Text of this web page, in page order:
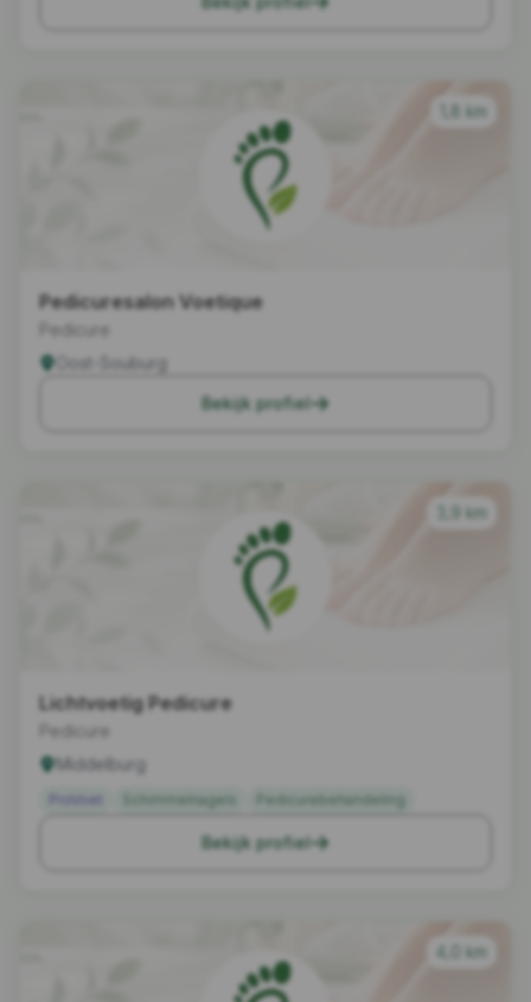
Pedicuresalon Voetique
1,8 km
Pedicure
Oost-Souburg
Bekijk profiel
Lichtvoetig Pedicure
3,9 km
Pedicure
Middelburg
ProVoet Schimmelnagels Pedicurebehandeling
Bekijk profiel
4,0 km